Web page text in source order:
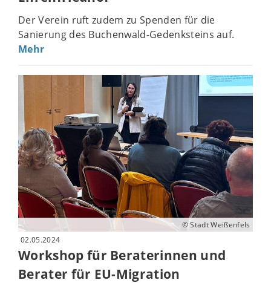
Der Verein ruft zudem zu Spenden für die
Sanierung des Buchenwald-Gedenksteins auf.
Mehr
© Stadt Weißenfels
02.05.2024
Workshop für Beraterinnen und
Berater für EU-Migration